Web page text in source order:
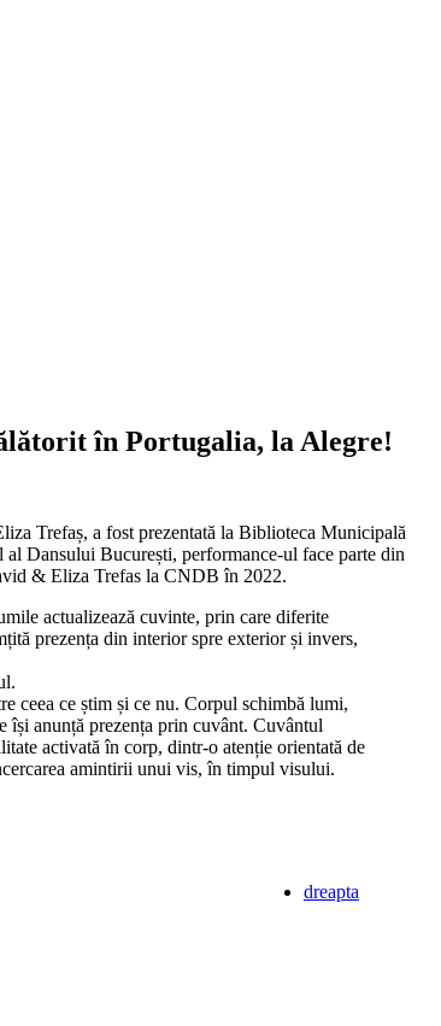
în Portugalia, la Alegre!
Trefaș, a fost prezentată la Biblioteca Municipală
Dansului București, performance-ul face parte din
& Eliza Trefas la CNDB în 2022.
actualizează cuvinte, prin care diferite
prezența din interior spre exterior și invers,
ceea ce știm și ce nu. Corpul schimbă lumi,
își anunță prezența prin cuvânt. Cuvântul
activată în corp, dintr-o atenție orientată de
amintirii unui vis, în timpul visului.
dreapta